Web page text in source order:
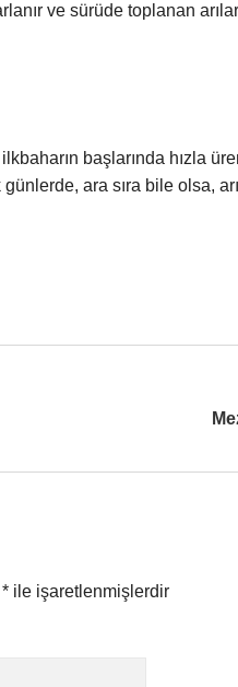
ve sürüde toplanan arılar
başlarında hızla
günlerde, ara sıra bile olsa,
* ile işaretlenmişlerdir